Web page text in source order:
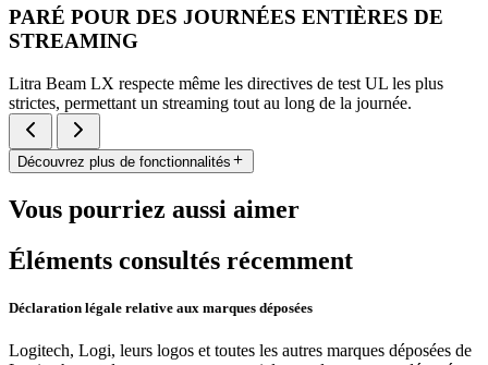
PARÉ POUR DES JOURNÉES ENTIÈRES DE
STREAMING
Litra Beam LX respecte même les directives de test UL les plus
strictes, permettant un streaming tout au long de la journée.
Découvrez plus de fonctionnalités
Vous pourriez aussi aimer
Éléments consultés récemment
Déclaration légale relative aux marques déposées
Logitech, Logi, leurs logos et toutes les autres marques déposées de